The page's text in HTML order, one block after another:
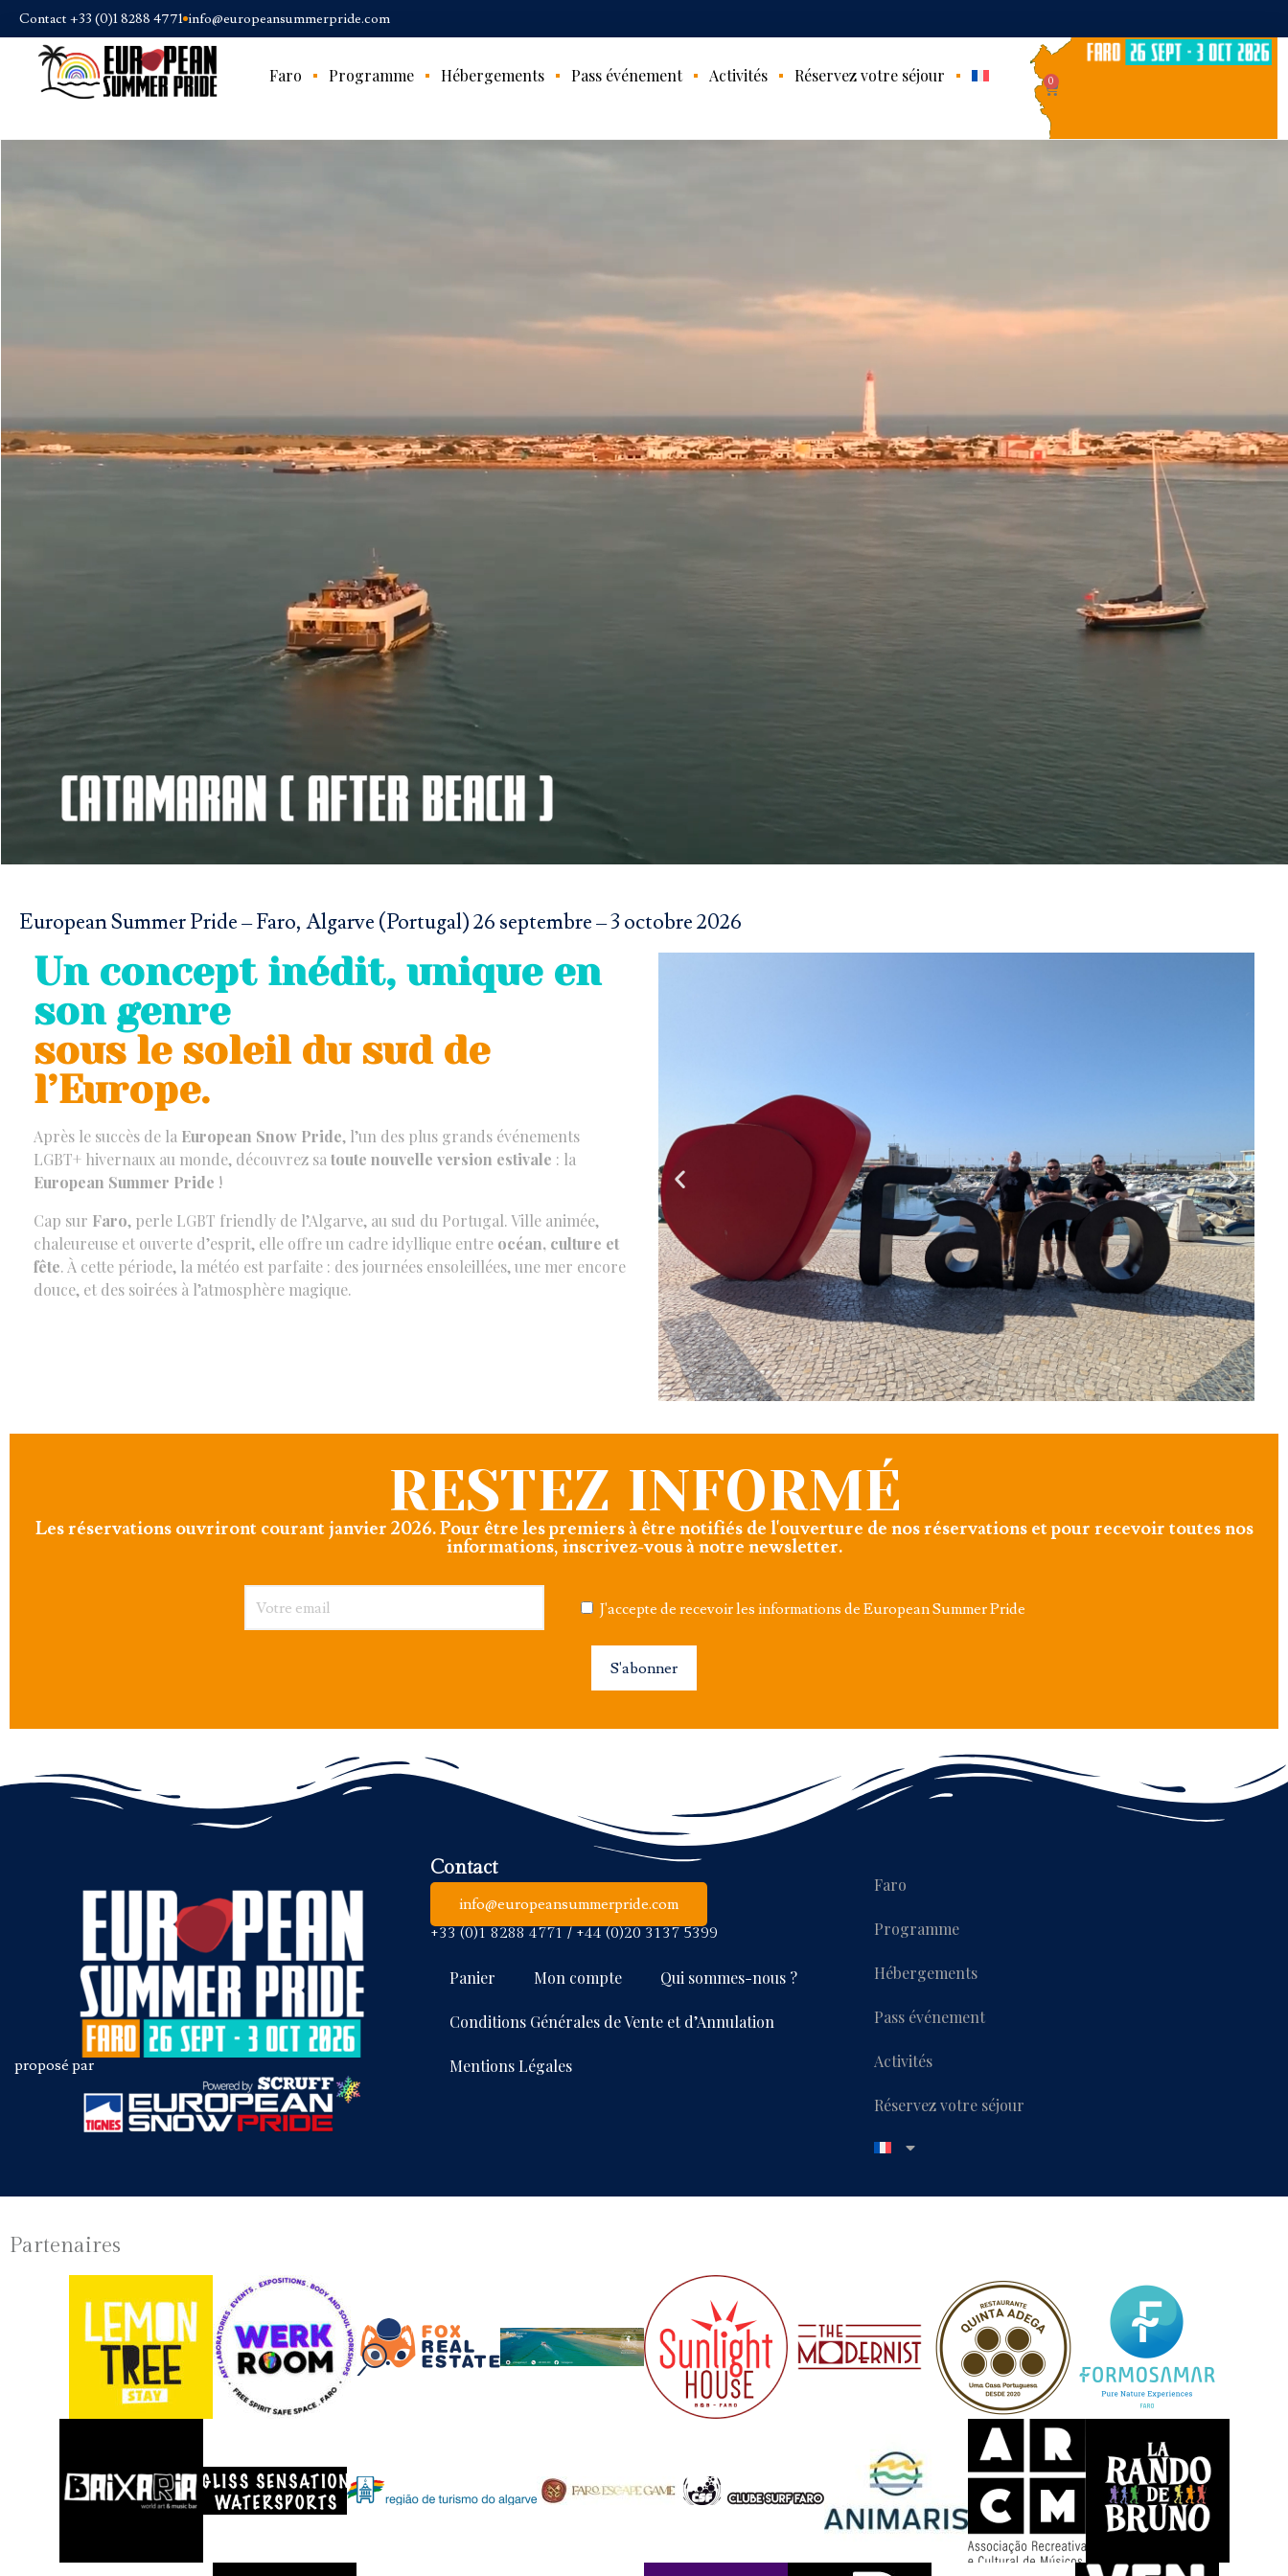
Contact +33 (0)1 8288 4771 info@europeansummerpride.com
Faro Programme Hébergements Pass événement Activités Réservez votre séjour 0
European Summer Pride – Faro, Algarve (Portugal) 26 septembre – 3 octobre 2026
Un concept inédit, unique en
son genre
sous le soleil du sud de
l’Europe.
Après le succès de la European Snow Pride, l’un des plus grands événements
LGBT+ hivernaux au monde, découvrez sa toute nouvelle version estivale : la
European Summer Pride !
Cap sur Faro, perle LGBT friendly de l’Algarve, au sud du Portugal. Ville animée,
chaleureuse et ouverte d’esprit, elle offre un cadre idyllique entre océan, culture et
fête. À cette période, la météo est parfaite : des journées ensoleillées, une mer encore
douce, et des soirées à l’atmosphère magique.
RESTEZ INFORMÉ
Les réservations ouvriront courant janvier 2026. Pour être les premiers à être notifiés de l'ouverture de nos réservations et pour recevoir toutes nos
informations, inscrivez-vous à notre newsletter.
J'accepte de recevoir les informations de European Summer Pride
S'abonner
proposé par
Contact
info@europeansummerpride.com
+33 (0)1 8288 4771 / +44 (0)20 3137 5399
Panier Mon compte Qui sommes-nous ?
Conditions Générales de Vente et d’Annulation
Mentions Légales
Faro
Programme
Hébergements
Pass événement
Activités
Réservez votre séjour
Partenaires